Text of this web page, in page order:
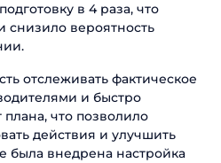
в 4 раза, что
снизило вероятность
отслеживать фактическое
и быстро
что позволило
действия и улучшить
была внедрена настройка